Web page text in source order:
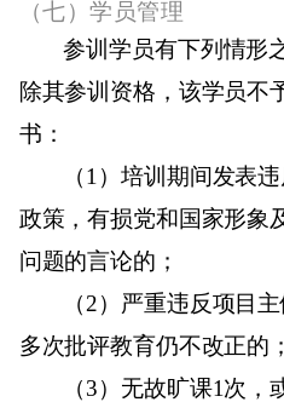
（七）学员管理
参训学员有下列情形
除其参训资格，该学员不
书：
（1 ）培训期间发表
政策，有损党和国家形象
问题的言论的；
（2）严重违反项目
多次批评教育仍不改正的；
（3）无故旷课1次，